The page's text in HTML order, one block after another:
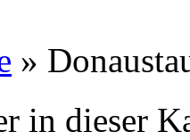
»
in dieser